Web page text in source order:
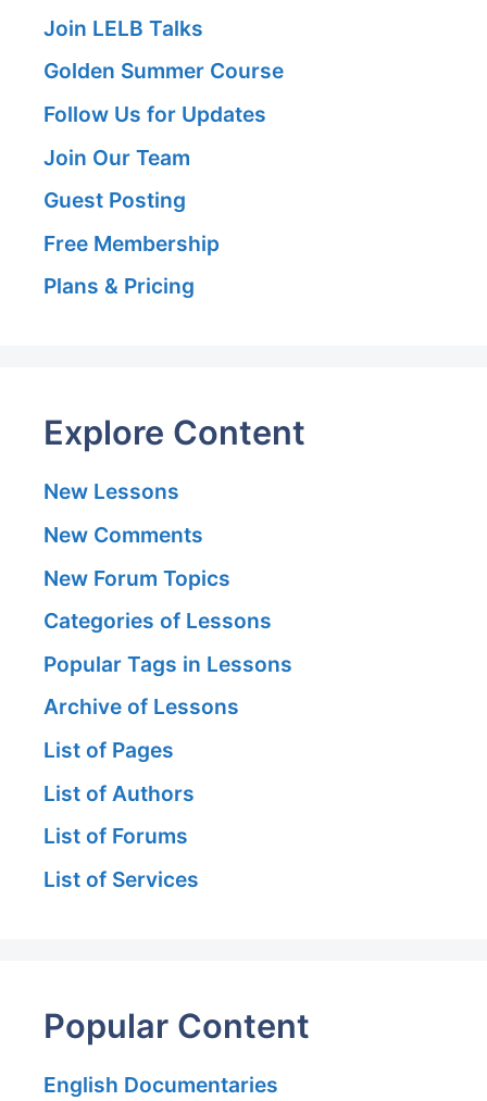
Join LELB Talks
Golden Summer Course
Follow Us for Updates
Join Our Team
Guest Posting
Free Membership
Plans & Pricing
Explore Content
New Lessons
New Comments
New Forum Topics
Categories of Lessons
Popular Tags in Lessons
Archive of Lessons
List of Pages
List of Authors
List of Forums
List of Services
Popular Content
English Documentaries